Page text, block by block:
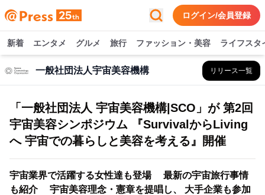
ログイン/会員登録
新着 エンタメ グルメ 旅行 ファッション・美容 ライフスタ
一般社団法人宇宙美容機構 リリース一覧
「一般社団法人 宇宙美容機構|SCO」が 第2回
宇宙美容シンポジウム 『SurvivalからLiving
へ 宇宙での暮らしと美容を考える』開催
宇宙業界で活躍する女性達も登場 最新の宇宙旅行事情
も紹介 宇宙美容理念・憲章を提唱し、 大手企業も参加